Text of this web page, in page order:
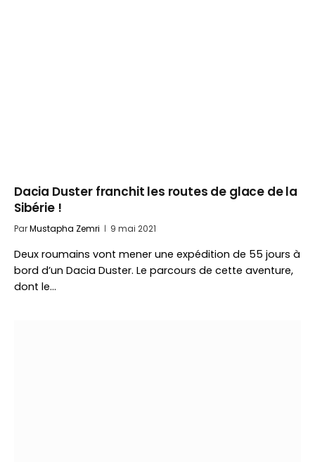
Dacia Duster franchit les routes de glace de la
Sibérie !
ParMustapha Zemri 9 mai 2021
Deux roumains vont mener une expédition de 55 jours à
bord d’un Dacia Duster. Le parcours de cette aventure,
dont le…